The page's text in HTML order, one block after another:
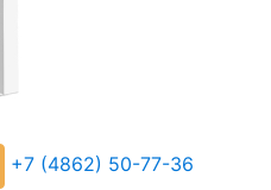
+7 (4862) 50-77-36